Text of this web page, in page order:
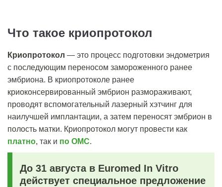
Что такое криопротокол
Криопротокол ― это процесс подготовки эндометрия
с последующим переносом замороженного ранее
эмбриона. В криопротоколе ранее
криоконсервированный эмбрион размораживают,
проводят вспомогательный лазерный хэтчинг для
наилучшей имплантации, а затем переносят эмбрион в
полость матки. Криопротокол могут провести как
платно, так и по ОМС.
До 31 августа в Euromed In Vitro
действует специальное предложение